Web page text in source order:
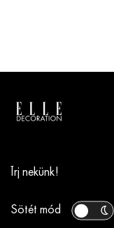
Írj nekünk!
Sötét mód